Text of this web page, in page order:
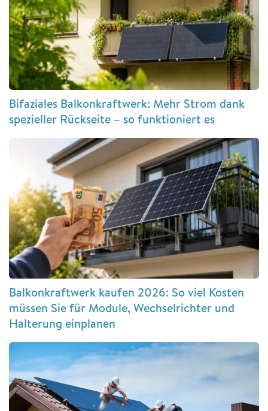
Bifaziales Balkonkraftwerk: Mehr Strom dank
spezieller Rückseite – so funktioniert es
Balkonkraftwerk kaufen 2026: So viel Kosten
müssen Sie für Module, Wechselrichter und
Halterung einplanen